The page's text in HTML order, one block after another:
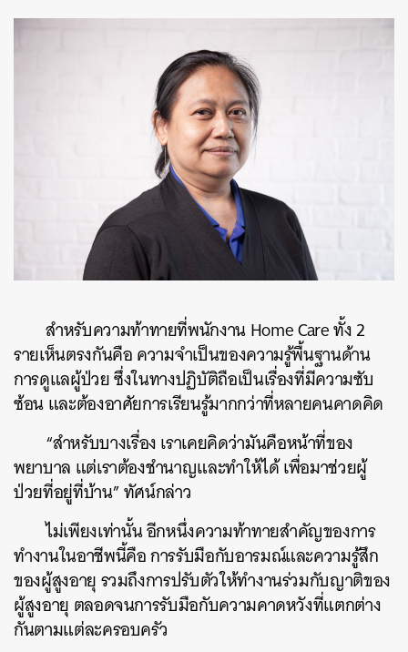
สำหรับความท้าทายที่พนักงาน Home Care ทั้ง 2
รายเห็นตรงกันคือ ความจำเป็นของความรู้พื้นฐานด้าน
การดูแลผู้ป่วย ซึ่งในทางปฏิบัติถือเป็นเรื่องที่มีความซับ
ซ้อน และต้องอาศัยการเรียนรู้มากกว่าที่หลายคนคาดคิด
“สำหรับบางเรื่อง เราเคยคิดว่ามันคือหน้าที่ของ
พยาบาล แต่เราต้องชำนาญและทำให้ได้ เพื่อมาช่วยผู้
ป่วยที่อยู่ที่บ้าน” ทัศน์กล่าว
ไม่เพียงเท่านั้น อีกหนึ่งความท้าทายสำคัญของการ
ทำงานในอาชีพนี้คือ การรับมือกับอารมณ์และความรู้สึก
ของผู้สูงอายุ รวมถึงการปรับตัวให้ทำงานร่วมกับญาติของ
ผู้สูงอายุ ตลอดจนการรับมือกับความคาดหวังที่แตกต่าง
กันตามแต่ละครอบครัว